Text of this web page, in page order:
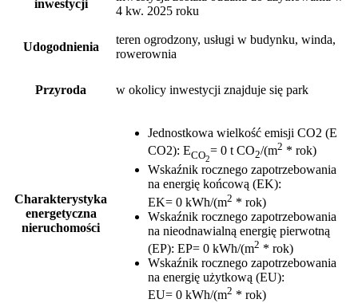
inwestycji
4 kw. 2025 roku
Udogodnienia
teren ogrodzony, usługi w budynku, winda,
rowerownia
Przyroda w okolicy inwestycji znajduje się park
Charakterystyka
energetyczna
nieruchomości
Jednostkowa wielkość emisji CO2 (E
CO2): ECO2
= 0 t CO2/(m2 * rok)
Wskaźnik rocznego zapotrzebowania
na energię końcową (EK):
EK= 0 kWh/(m2 * rok)
Wskaźnik rocznego zapotrzebowania
na nieodnawialną energię pierwotną
(EP): EP= 0 kWh/(m2 * rok)
Wskaźnik rocznego zapotrzebowania
na energię użytkową (EU):
EU= 0 kWh/(m2 * rok)